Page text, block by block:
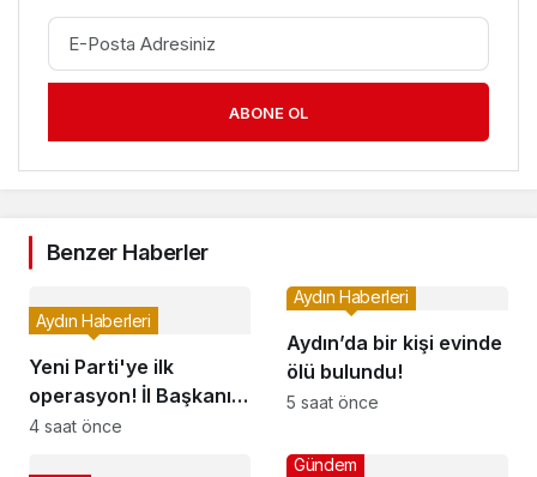
ABONE OL
Benzer Haberler
Yeni Parti'ye ilk
operasyon! İl Başkanı
gözaltında
Aydın Haberleri
4 saat önce
Aydın’da bir kişi evinde
ölü bulundu!
Aydın Haberleri
5 saat önce
Gündem